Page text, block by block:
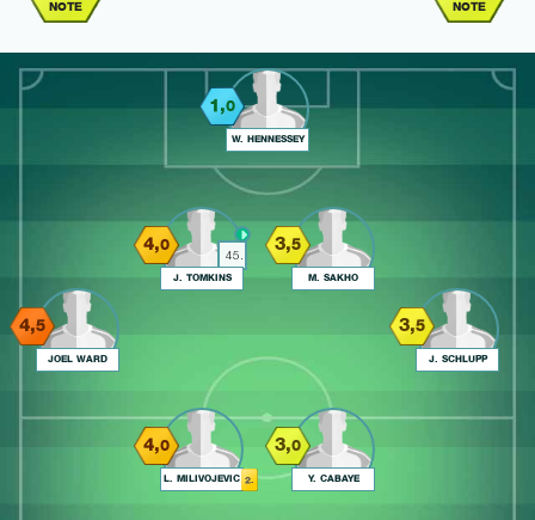
NOTE NOTE
1,0
W. HENNESSEY
45.
4,0
J. TOMKINS
3,5
M. SAKHO
4,5
JOEL WARD
3,5
J. SCHLUPP
4,0
L. MILIVOJEVIC 2.
3,0
Y. CABAYE